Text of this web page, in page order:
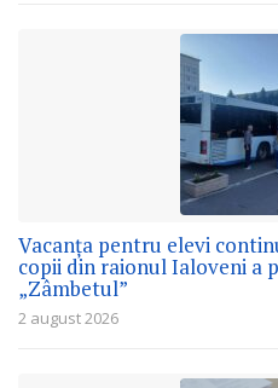
Vacanța pentru elevi
copii din raionul Ialoveni a
„Zâmbetul”
2 august 2026